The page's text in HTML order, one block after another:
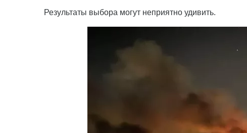
Результаты выбора могут неприятно удивить.